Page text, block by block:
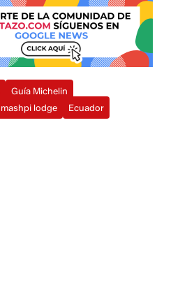
Guía Michelin
mashpi lodge Ecuador